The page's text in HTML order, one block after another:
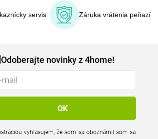
servis Záruka vrátenia peňazí
Odoberajte novinky z 4home!
vyhlasujem, že som sa oboznámil som sa